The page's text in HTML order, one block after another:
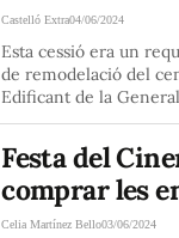
Castelló Extra04/06/2024
Esta cessió era un
de remodelació del
Edificant de la
Festa del
comprar les
Celia Martínez Bello03/06/2024